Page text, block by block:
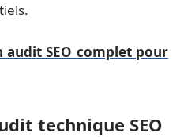
audit SEO complet pour
technique SEO